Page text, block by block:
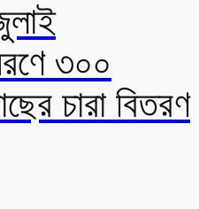
৩০০
চারা বিতরণ